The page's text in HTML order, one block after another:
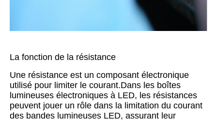
La fonction de la résistance
Une résistance est un composant électronique
utilisé pour limiter le courant.Dans les boîtes
lumineuses électroniques à LED, les résistances
peuvent jouer un rôle dans la limitation du courant
des bandes lumineuses LED, assurant leur